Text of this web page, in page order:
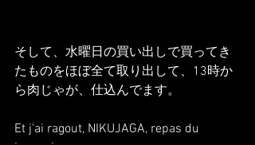
そして、水曜日の買い出しで買ってき
たものをほぼ全て取り出して、13時か
ら肉じゃが、仕込んでます。
Et j'ai ragout, NIKUJAGA, repas du